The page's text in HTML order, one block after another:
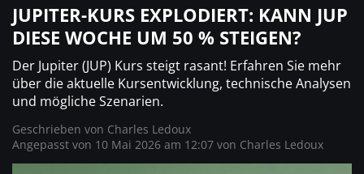
Lernen
Trading
Wo kaufen ?
Casino
JUPITER-KURS EXPLODIERT: KANN JUP
DIESE WOCHE UM 50 % STEIGEN?
Der Jupiter (JUP) Kurs steigt rasant! Erfahren Sie mehr
über die aktuelle Kursentwicklung, technische Analysen
und mögliche Szenarien.
Geschrieben von Charles Ledoux
Angepasst von 10 Mai 2026 am 12:07 von Charles Ledoux